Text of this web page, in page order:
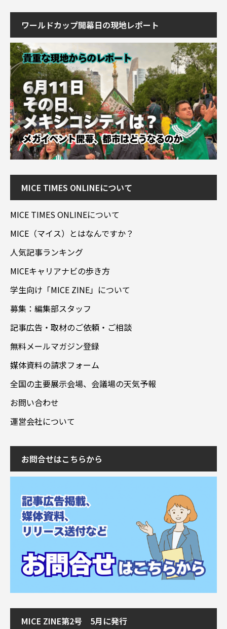
ワールドカップ開幕日の現地レポート
MICE TIMES ONLINEについて
MICE TIMES ONLINEについて
MICE（マイス）とはなんですか？
人気記事ランキング
MICEキャリアナビの歩き方
学生向け「MICE ZINE」について
募集：編集部スタッフ
記事広告・取材のご依頼・ご相談
無料メールマガジン登録
媒体資料の請求フォーム
全国の主要展示会場、会議場の天気予報
お問い合わせ
運営会社について
お問合せはこちらから
MICE ZINE第2号 5月に発行